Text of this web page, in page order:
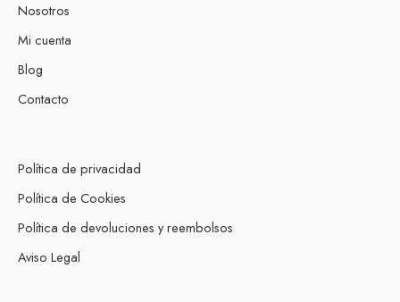
Nosotros
Mi cuenta
Blog
Contacto
Política de privacidad
Política de Cookies
Política de devoluciones y reembolsos
Aviso Legal